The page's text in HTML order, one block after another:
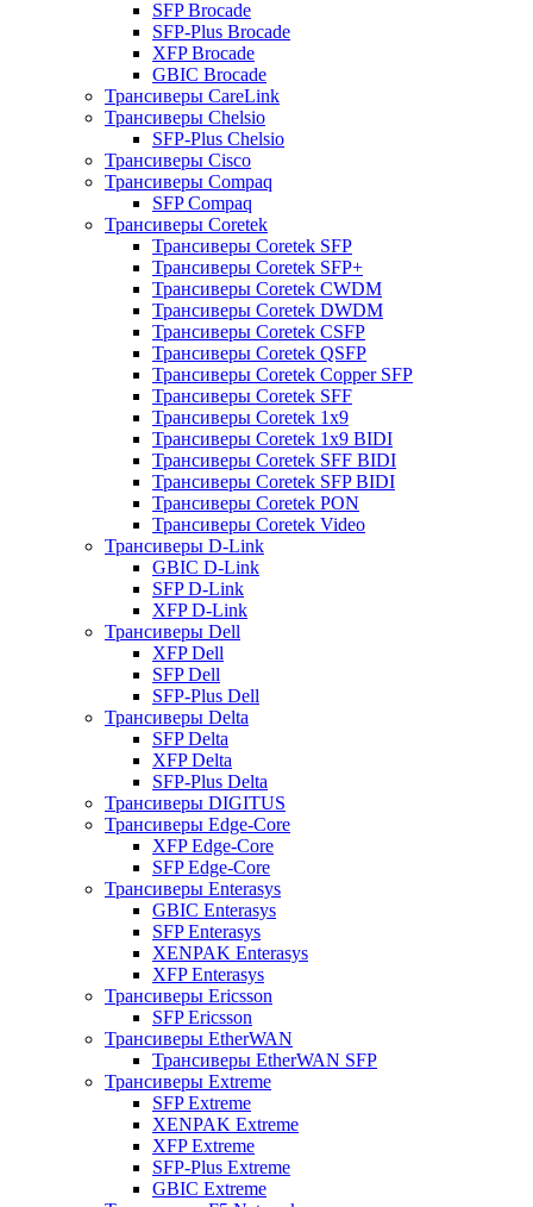
SFP Brocade
SFP-Plus Brocade
XFP Brocade
GBIC Brocade
Трансиверы CareLink
Трансиверы Chelsio
SFP-Plus Chelsio
Трансиверы Cisco
Трансиверы Compaq
SFP Compaq
Трансиверы Coretek
Трансиверы Coretek SFP
Трансиверы Coretek SFP+
Трансиверы Coretek CWDM
Трансиверы Coretek DWDM
Трансиверы Coretek CSFP
Трансиверы Coretek QSFP
Трансиверы Coretek Copper SFP
Трансиверы Coretek SFF
Трансиверы Coretek 1x9
Трансиверы Coretek 1x9 BIDI
Трансиверы Coretek SFF BIDI
Трансиверы Coretek SFP BIDI
Трансиверы Coretek PON
Трансиверы Coretek Video
Трансиверы D-Link
GBIC D-Link
SFP D-Link
XFP D-Link
Трансиверы Dell
XFP Dell
SFP Dell
SFP-Plus Dell
Трансиверы Delta
SFP Delta
XFP Delta
SFP-Plus Delta
Трансиверы DIGITUS
Трансиверы Edge-Core
XFP Edge-Core
SFP Edge-Core
Трансиверы Enterasys
GBIC Enterasys
SFP Enterasys
XENPAK Enterasys
XFP Enterasys
Трансиверы Ericsson
SFP Ericsson
Трансиверы EtherWAN
Трансиверы EtherWAN SFP
Трансиверы Extreme
SFP Extreme
XENPAK Extreme
XFP Extreme
SFP-Plus Extreme
GBIC Extreme